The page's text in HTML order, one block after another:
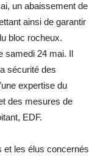
un abaissement de
ainsi de garantir
bloc rocheux.
samedi 24 mai. Il
sécurité des
expertise du
des mesures de
EDF.
et les élus concernés